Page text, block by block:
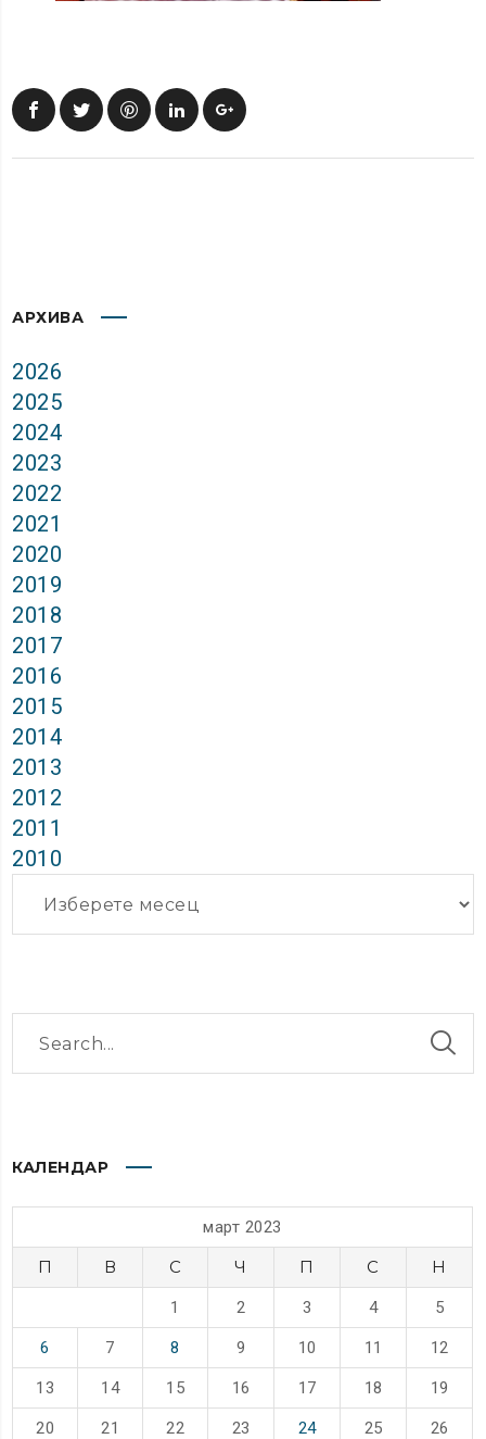
АРХИВА
2026
2025
2024
2023
2022
2021
2020
2019
2018
2017
2016
2015
2014
2013
2012
2011
2010
КАЛЕНДАР
март 2023
П В С Ч П С Н
1 2 3 4 5
6 7 8 9 10 11 12
13 14 15 16 17 18 19
20 21 22 23 24 25 26